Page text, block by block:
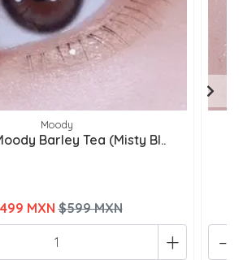
Moody
Barley Tea (Misty Bl..
MXN $599 MXN
+ -